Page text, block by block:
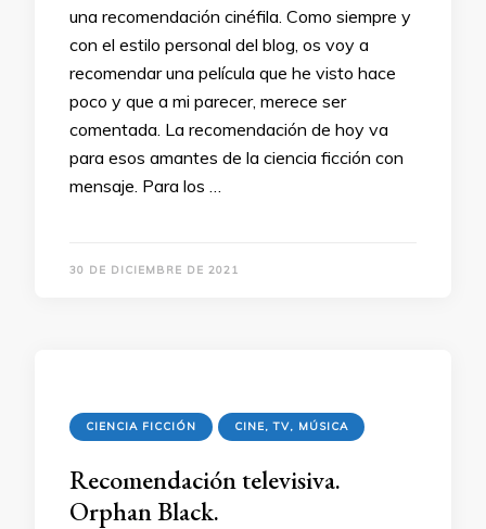
una recomendación cinéfila. Como siempre y
con el estilo personal del blog, os voy a
recomendar una película que he visto hace
poco y que a mi parecer, merece ser
comentada. La recomendación de hoy va
para esos amantes de la ciencia ficción con
mensaje. Para los …
30 DE DICIEMBRE DE 2021
CIENCIA FICCIÓN CINE, TV, MÚSICA
Recomendación televisiva.
Orphan Black.